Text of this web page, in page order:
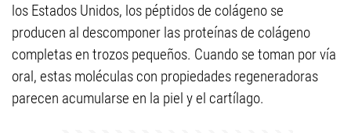
los Estados Unidos, los péptidos de colágeno se
producen al descomponer las proteínas de colágeno
completas en trozos pequeños. Cuando se toman por vía
oral, estas moléculas con propiedades regeneradoras
parecen acumularse en la piel y el cartílago.